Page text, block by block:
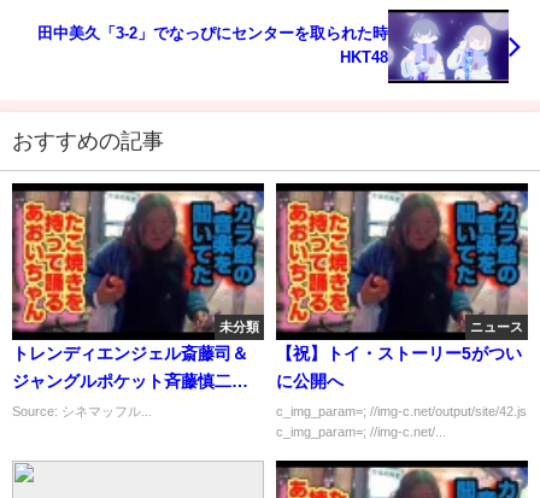
田中美久「3-2」でなっぴにセンターを取られた時
HKT48
おすすめの記事
未分類
トレンディエンジェル斎藤司＆
ジャングルポケット斉藤慎二
KinKi Kids「愛のかたまり」
Source: シネマッフル...
ニュース
【祝】トイ・ストーリー5がつい
に公開へ
c_img_param=; //img-c.net/output/site/42.js
c_img_param=; //img-c.net/...